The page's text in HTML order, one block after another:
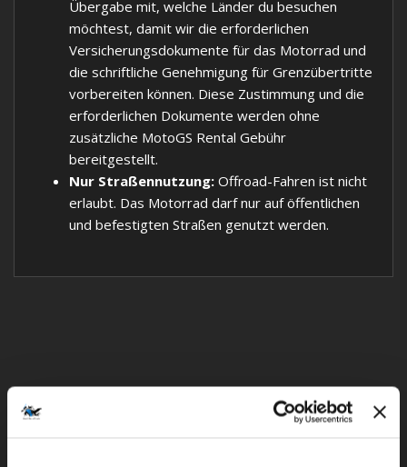
Übergabe mit, welche Länder du besuchen
möchtest, damit wir die erforderlichen
Versicherungsdokumente für das Motorrad und
die schriftliche Genehmigung für Grenzübertritte
vorbereiten können. Diese Zustimmung und die
erforderlichen Dokumente werden ohne
zusätzliche MotoGS Rental Gebühr
bereitgestellt.
Nur Straßennutzung: Offroad-Fahren ist nicht
erlaubt. Das Motorrad darf nur auf öffentlichen
und befestigten Straßen genutzt werden.